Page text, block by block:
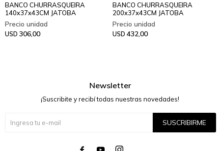
BANCO CHURRASQUEIRA
140x37x43CM JATOBA
USD 306,00
BANCO CHURRASQUEIRA
200x37x43CM JATOBA
USD 432,00
Newsletter
¡Suscribite y recibí todas nuestras novedades!
SUSCRIBIRME
  